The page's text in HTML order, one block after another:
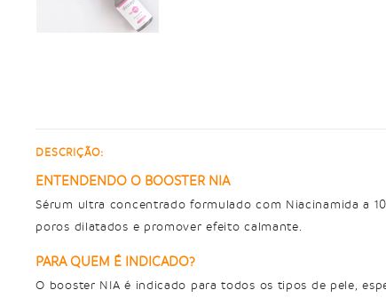
DESCRIÇÃO:
ENTENDENDO O BOOSTER NIA
Sérum ultra concentrado formulado com Niacinamida a
poros dilatados e promover efeito calmante.
PARA QUEM É INDICADO?
O booster NIA é indicado para todos os tipos de pele,